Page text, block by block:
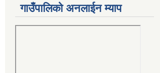
गाउँपालिको अनलाईन म्याप